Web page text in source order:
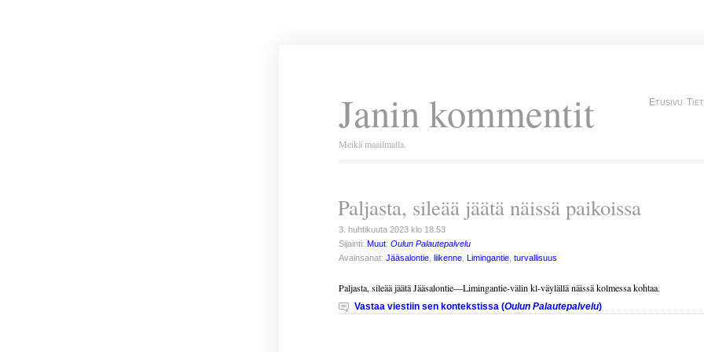
Janin kommentit
Meikä maailmalla.
Etusivu
Paljasta, sileää jäätä näissä paikoissa
3. huhtikuuta 2023 klo 18.53
Sijainti: Muut: Oulun Palautepalvelu
Avainsanat: Jääsalontie, liikenne, Limingantie, turvallisuus
Paljasta, sileää jäätä Jääsalontie—Limingantie-välin kl-väylällä näissä kolmessa kohtaa.
Vastaa viestiin sen kontekstissa (Oulun Palautepalvelu)